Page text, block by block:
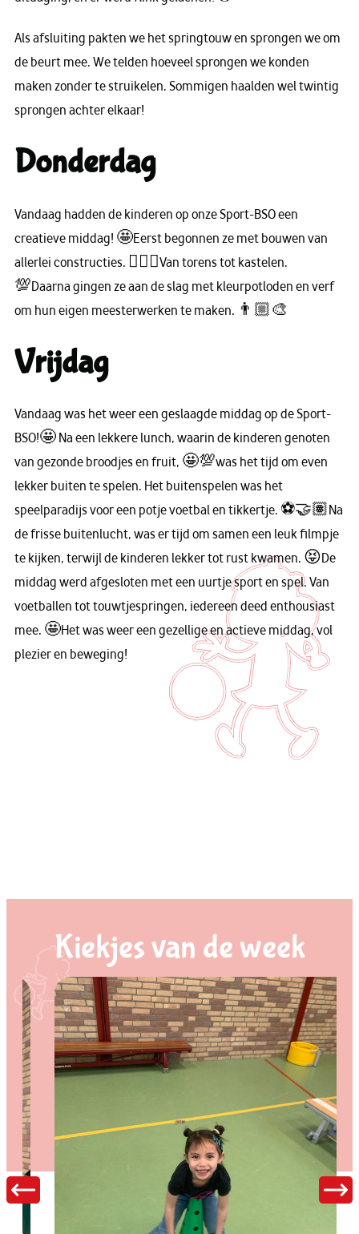
Als afsluiting pakten we het springtouw en sprongen we om
de beurt mee. We telden hoeveel sprongen we konden
maken zonder te struikelen. Sommigen haalden wel twintig
sprongen achter elkaar!
Donderdag
Vandaag hadden de kinderen op onze Sport-BSO een
creatieve middag! 🤩Eerst begonnen ze met bouwen van
allerlei constructies. 👷🏽‍♂Van torens tot kastelen.
💯Daarna gingen ze aan de slag met kleurpotloden en verf
om hun eigen meesterwerken te maken. 👨🏼‍🎨
Vrijdag
Vandaag was het weer een geslaagde middag op de Sport-
BSO!🤩 Na een lekkere lunch, waarin de kinderen genoten
van gezonde broodjes en fruit, 🤩💯was het tijd om even
lekker buiten te spelen. Het buitenspelen was het
speelparadijs voor een potje voetbal en tikkertje. ⚽🤝🏽Na
de frisse buitenlucht, was er tijd om samen een leuk filmpje
te kijken, terwijl de kinderen lekker tot rust kwamen. 😝De
middag werd afgesloten met een uurtje sport en spel. Van
voetballen tot touwtjespringen, iedereen deed enthousiast
mee. 🤩Het was weer een gezellige en actieve middag, vol
plezier en beweging!
Kiekjes van de week